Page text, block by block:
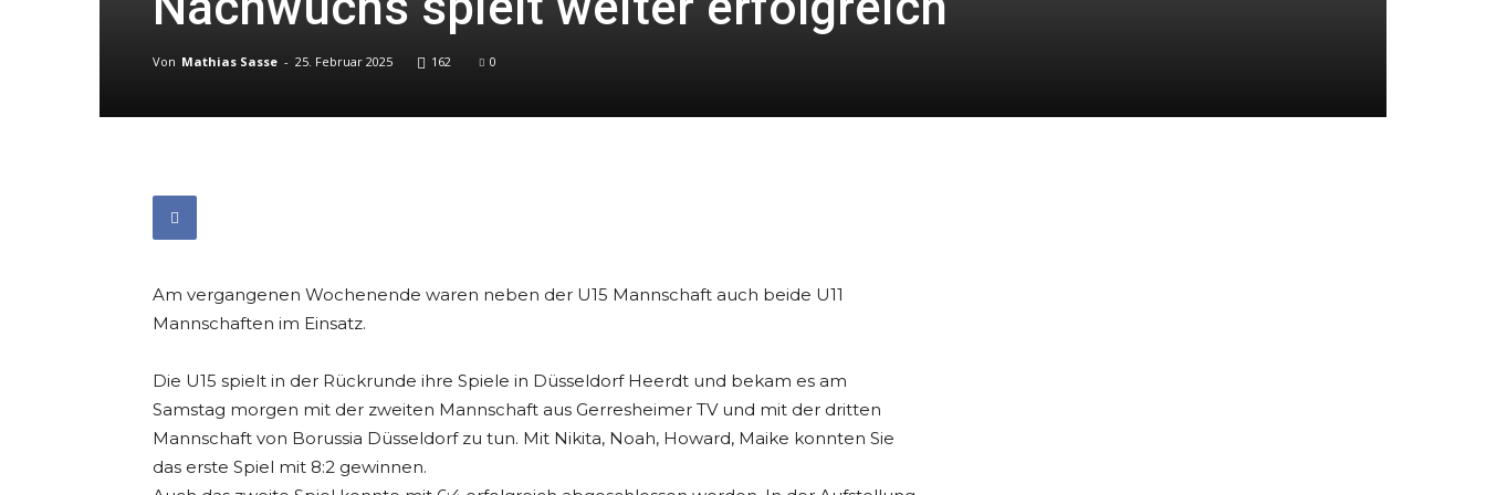
Von Mathias Sasse - 25. Februar 2025 162 0
Am vergangenen Wochenende waren neben der U15 Mannschaft auch beide U11
Mannschaften im Einsatz.
Die U15 spielt in der Rückrunde ihre Spiele in Düsseldorf Heerdt und bekam es am
Samstag morgen mit der zweiten Mannschaft aus Gerresheimer TV und mit der dritten
Mannschaft von Borussia Düsseldorf zu tun. Mit Nikita, Noah, Howard, Maike konnten Sie
das erste Spiel mit 8:2 gewinnen.